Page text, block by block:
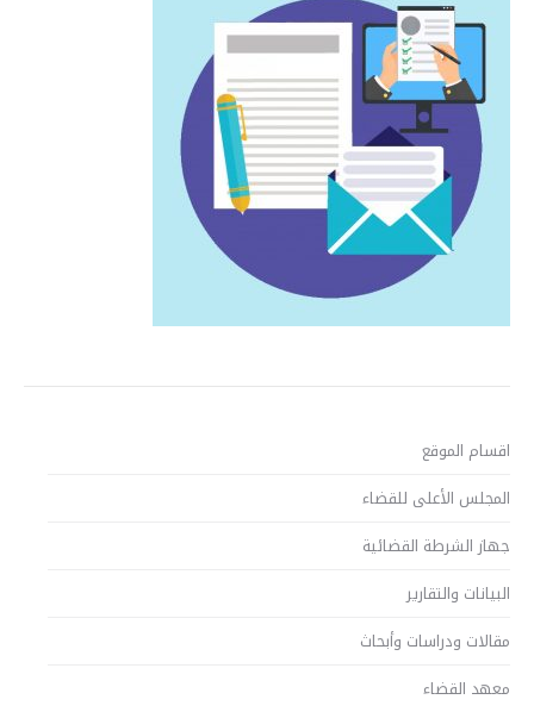
اقسام الموقع
المجلس الأعلى للقضاء
جهاز الشرطة القضائية
البيانات والتقارير
مقالات ودراسات وأبحاث
معهد القضاء